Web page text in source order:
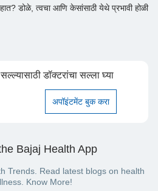
डोळे, त्वचा आणि केसांसाठी येथे प्रभावी होळी
डॉक्टरांचा सल्ला घ्या
अपॉइंटमेंट बुक करा
Bajaj Health App
Trends. Read latest blogs on health
Know More!